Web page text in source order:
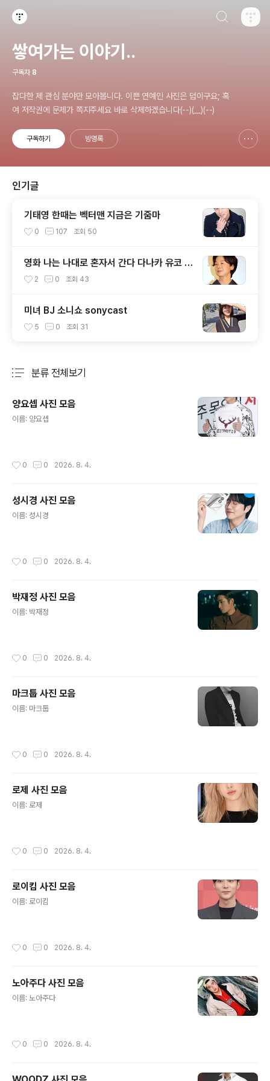
쌓여가는 이야기..
구독자 8
잡다한 제 관심 분야만 모아봅니다. 이쁜 연예인 사진은 덤이구요; 혹
여 저작권에 문제가 쪽지주세요 바로 삭제하겠습니다(--)(__)(--)
구독하기 방명록
인기글
기태영 한때는 벡터맨 지금은 기줌마
0 107 조회 50
영화 나는 나대로 혼자서 간다 다나카 유코 T
anaka Yuko, 田中裕子
2 0 조회 43
미녀 BJ 소니쇼 sonycast
5 0 조회 31
분류 전체보기
양요셉 사진 모음
이름: 양요셉
0 0 2026. 8. 4.
성시경 사진 모음
이름: 성시경
0 0 2026. 8. 4.
박재정 사진 모음
이름: 박재정
0 0 2026. 8. 4.
마크툽 사진 모음
이름: 마크툽
0 0 2026. 8. 4.
로제 사진 모음
이름: 로제
0 0 2026. 8. 4.
로이킴 사진 모음
이름: 로이킴
0 0 2026. 8. 4.
노아주다 사진 모음
이름: 노아주다
0 0 2026. 8. 4.